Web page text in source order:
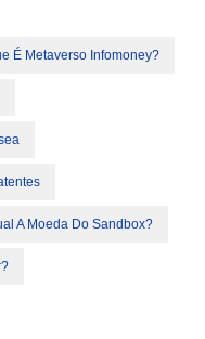
É Metaverso Infomoney?
A Moeda Do Sandbox?